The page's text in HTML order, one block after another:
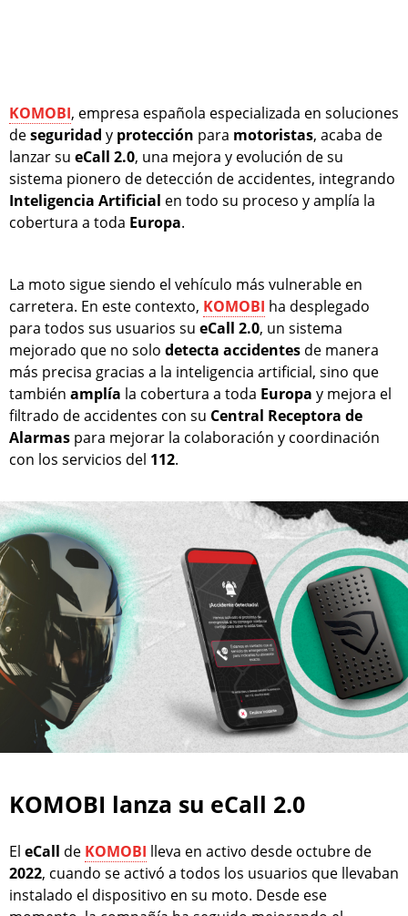
KOMOBI, empresa española especializada en soluciones
deseguridad y protección para motoristas, acaba de
lanzar su eCall 2.0, una mejora y evolución de su
sistema pionero de detección de accidentes, integrando
Inteligencia Artificial en todo su proceso y amplía la
cobertura a toda Europa.
La moto sigue siendo el vehículo más vulnerable en
carretera. En este contexto, KOMOBI ha desplegado
para todos sus usuarios su eCall 2.0, un sistema
mejorado que no solo detecta accidentes de manera
más precisa gracias a la inteligencia artificial, sino que
también amplía la cobertura a toda Europa y mejora el
filtrado de accidentes con su Central Receptora de
Alarmas para mejorar la colaboración y coordinación
con los servicios del 112.
KOMOBI lanza su eCall 2.0
El eCall de KOMOBI lleva en activo desde octubre de
2022, cuando se activó a todos los usuarios que llevaban
instalado el dispositivo en su moto. Desde ese